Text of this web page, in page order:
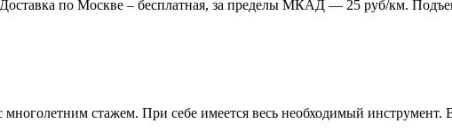
Доставка по Москве – бесплатная, за пределы МКАД — 25 руб/км.
стажем. При себе имеется весь необходимый инструмент.